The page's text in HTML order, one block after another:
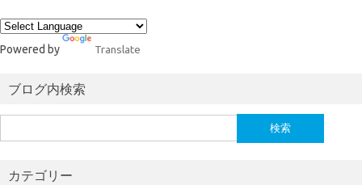
Powered by Translate
ブログ内検索
索:
カテゴリー